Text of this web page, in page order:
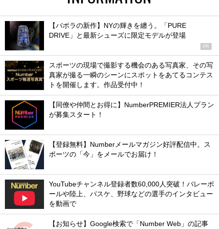
【バボラの新作】NYの輝きを纏う。「PURE
DRIVE」と最新シューズに限定モデルが登場
PR
スポーツの現場で撮影する機会のある写真家、その写
真家が撮る一瞬のシーンにスポットをあてるコンテス
トを開催します。作品受付中！
【同僚や仲間とお得に】NumberPREMIER法人プラン
が募集スタート！
【登録無料】Numberメールマガジン好評配信中。ス
ポーツの「今」をメールでお届け！
YouTubeチャンネル登録者数60,000人突破！バレーボ
ールや陸上、バスケ、野球などの選手のインタビュー
を動画で
【お知らせ】Google検索で「Number Web」の記事